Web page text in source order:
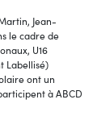
Jean-
le cadre de
U16
Labellisé)
ont un
à ABCD